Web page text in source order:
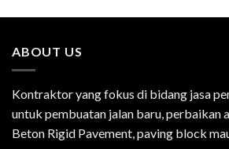
ABOUT US
Kontraktor yang fokus di bidang jasa
untuk pembuatan jalan baru, perbaikan
Beton Rigid Pavement, paving block